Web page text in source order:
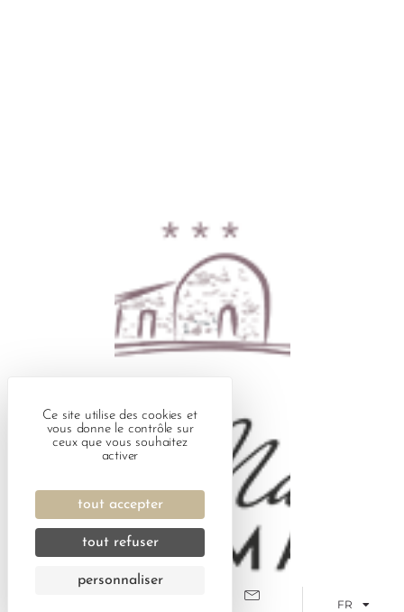
FR
Ce site utilise des cookies et
vous donne le contrôle sur
ceux que vous souhaitez
activer
tout accepter
tout refuser
personnaliser